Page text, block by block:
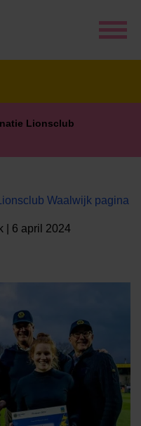
Lionsclub
Waalwijk pagina
| 6 april 2024